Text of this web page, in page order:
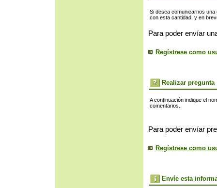
Si desea comunicarnos
con esta cantidad, y en
Para poder envíar
Regístrese como
Realizar pregunta
A continuación indique el
comentarios.
Para poder envíar
Regístrese como
Envíe esta